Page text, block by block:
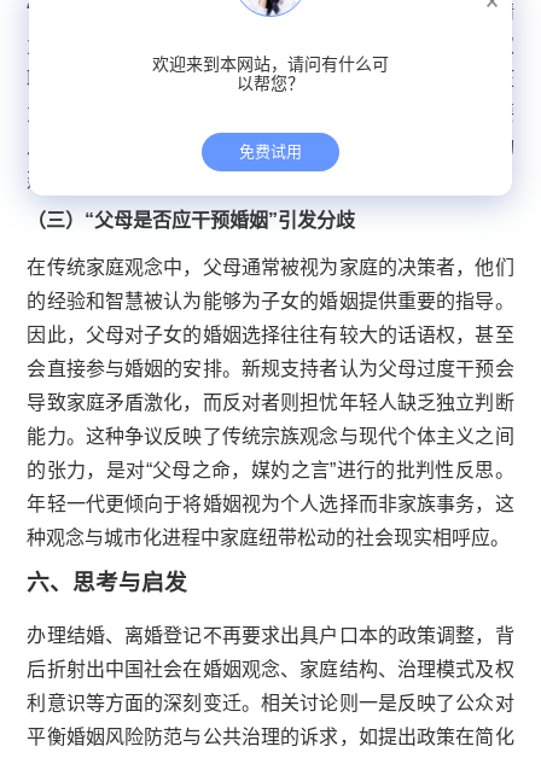
“996”工作制和高强度职场竞争挤压了年轻人的时间和精
力，许多人疲于应对生存压力，无暇顾及婚育，尤其是双
职工家庭面临沉重的育儿负担。新规措施并未触及经济压
力等深层次问题，要有效应对结婚人数下降的挑战，需要
从经济支持、观念引导、社会文化包容等多方面入手，构
建系统性的解决方案。
（三）“父母是否应干预婚姻”引发分歧
在传统家庭观念中，父母通常被视为家庭的决策者，他们
的经验和智慧被认为能够为子女的婚姻提供重要的指导。
因此，父母对子女的婚姻选择往往有较大的话语权，甚至
会直接参与婚姻的安排。新规支持者认为父母过度干预会
导致家庭矛盾激化，而反对者则担忧年轻人缺乏独立判断
能力。这种争议反映了传统宗族观念与现代个体主义之间
的张力，是对“父母之命，媒妁之言”进行的批判性反思。
年轻一代更倾向于将婚姻视为个人选择而非家族事务，这
种观念与城市化进程中家庭纽带松动的社会现实相呼应。
六、思考与启发
办理结婚、离婚登记不再要求出具户口本的政策调整，背
后折射出中国社会在婚姻观念、家庭结构、治理模式及权
利意识等方面的深刻变迁。相关讨论则一是反映了公众对
平衡婚姻风险防范与公共治理的诉求，如提出政策在简化
欢迎来到本网站，请问有什么可
以帮您？
免费试用